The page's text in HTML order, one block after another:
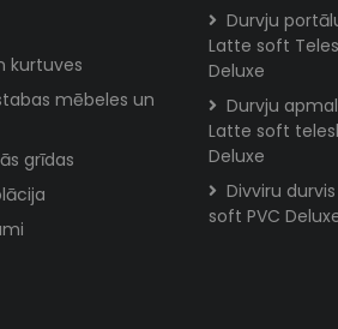
kurtuves
mēbeles un
grīdas
Durvju
Latte soft
Deluxe
Durvju
Latte soft
Deluxe
Divviru
soft PVC